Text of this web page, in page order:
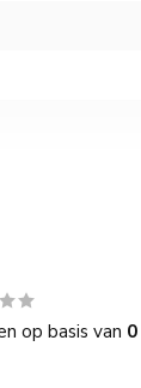
op basis van 0